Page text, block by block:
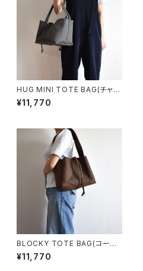
HUG MINI TOTE BAG(チャコ
ール/グレー)
¥11,770
BLOCKY TOTE BAG(コーヒ
ー/ブラウン)
¥11,770